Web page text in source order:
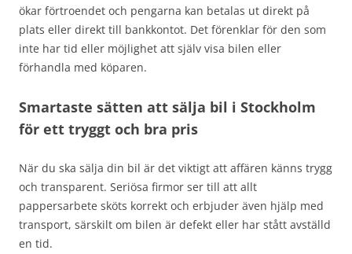
ökar förtroendet och pengarna kan betalas ut direkt på
plats eller direkt till bankkontot. Det förenklar för den som
inte har tid eller möjlighet att själv visa bilen eller
förhandla med köparen.
Smartaste sätten att sälja bil i Stockholm
för ett tryggt och bra pris
När du ska sälja din bil är det viktigt att affären känns trygg
och transparent. Seriösa firmor ser till att allt
pappersarbete sköts korrekt och erbjuder även hjälp med
transport, särskilt om bilen är defekt eller har stått avställd
en tid.